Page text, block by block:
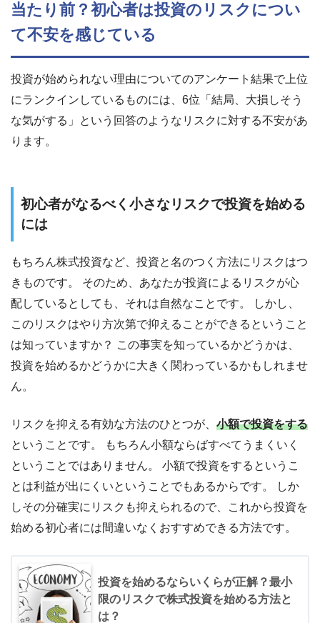
当たり前？初心者は投資のリスクについ
て不安を感じている
投資が始められない理由についてのアンケート結果で上位
にランクインしているものには、6位「結局、大損しそう
な気がする」という回答のようなリスクに対する不安があ
ります。
初心者がなるべく小さなリスクで投資を始める
には
もちろん株式投資など、投資と名のつく方法にリスクはつ
きものです。 そのため、あなたが投資によるリスクが心
配しているとしても、それは自然なことです。 しかし、
このリスクはやり方次第で抑えることができるということ
は知っていますか？ この事実を知っているかどうかは、
投資を始めるかどうかに大きく関わっているかもしれませ
ん。
リスクを抑える有効な方法のひとつが、 小額で投資をする
ということです。 もちろん小額ならばすべてうまくいく
ということではありません。 小額で投資をするというこ
とは利益が出にくいということでもあるからです。 しか
しその分確実にリスクも抑えられるので、これから投資を
始める初心者には間違いなくおすすめできる方法です。
投資を始めるならいくらが正解？最小
限のリスクで株式投資を始める方法と
は？